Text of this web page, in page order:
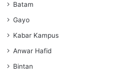
Batam
Gayo
Kabar Kampus
Anwar Hafid
Bintan